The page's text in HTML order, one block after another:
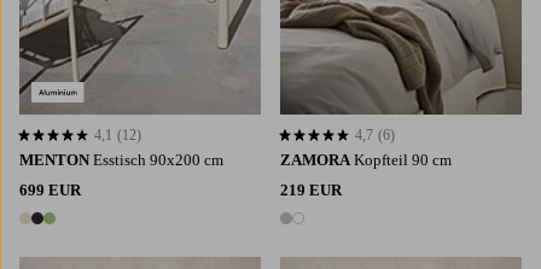
MENTON Esstisch 90x200 cm
699 EUR
3 Farben
4,1 basierend auf 12 Bewertungen
4,1 (12)
ZAMORA Kopfteil 90 cm
219 EUR
2 Farben
4,7 basierend auf 6 Bewertungen
4,7 (6)